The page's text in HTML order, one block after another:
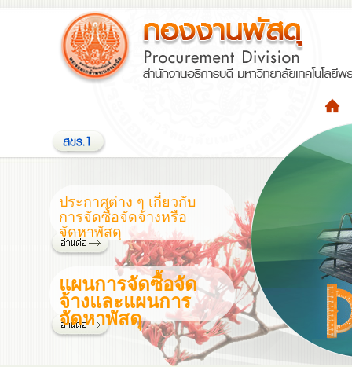
ประกาศต่าง ๆ เกี่ยวกับ
การจัดซื้อจัดจ้างหรือ
จัดหาพัสดุ
แผนการจัดซื้อจัด
จ้างและแผนการ
จัดหาพัสดุ